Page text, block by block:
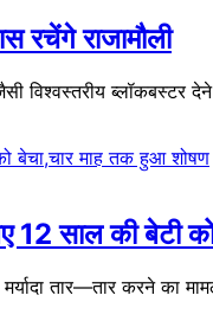
रचेंगे राजामौली
विश्वस्तरीय ब्लॉकबस्टर
12 साल की बेटी
तार—तार करने का